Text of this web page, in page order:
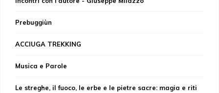
Prebuggiùn
ACCIUGA TREKKING
Musica e Parole
Le streghe, il fuoco, le erbe e le pietre sacre: magia e riti